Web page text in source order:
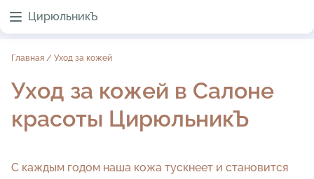
ЦирюльникЪ
Главная / Уход за кожей
Уход за кожей в Салоне
красоты ЦирюльникЪ
С каждым годом наша кожа тускнеет и становится